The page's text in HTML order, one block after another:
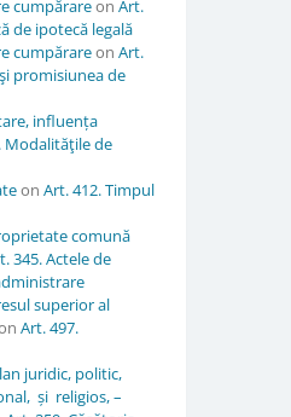
cumpărareon Art.
de ipotecă legală
cumpărareon Art.
promisiunea de
influența
Modalităţile de
on Art. 412. Timpul
comună
345. Actele de
superior al
Art. 497.
juridic, politic,
și religios, –